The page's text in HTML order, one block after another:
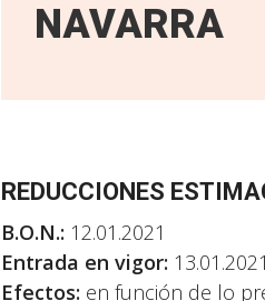
NAVARRA
REDUCCIONES
B.O.N.: 12.01.2021
Entrada en vigor: 13.01.2021
Efectos: en función de lo